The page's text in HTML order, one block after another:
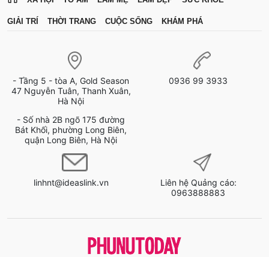
GIẢI TRÍ THỜI TRANG CUỘC SỐNG KHÁM PHÁ
- Tầng 5 - tòa A, Gold Season
47 Nguyễn Tuân, Thanh Xuân,
Hà Nội
- Số nhà 2B ngõ 175 đường
Bát Khối, phường Long Biên,
quận Long Biên, Hà Nội
0936 99 3933
linhnt@ideaslink.vn
Liên hệ Quảng cáo:
0963888883